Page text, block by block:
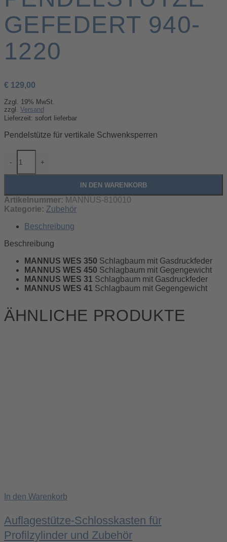
GEFEDERT 940-
1220
€ 129,00
Zzgl. 19% MwSt.
zzgl. Versand
Lieferzeit: sofort lieferbar
Pendelstütze für vertikale Schwenksperren
- +
IN DEN WARENKORB
Artikelnummer: MANNUS-810010
Kategorie: Zubehör
Beschreibung
Beschreibung
MANNUS WES 350 Schlagbaum mit Gasdruckfeder
MANNUS WES 450 Schlagbaum mit Gegengewicht
MANNUS WES 31 Schlagbaum mit Gasdruckfeder
MANNUS WES 41 Schlagbaum mit Gegengewicht
ÄHNLICHE PRODUKTE
In den Warenkorb
Auflagestütze-Schlosskasten für
Profilzylinder und Zubehör